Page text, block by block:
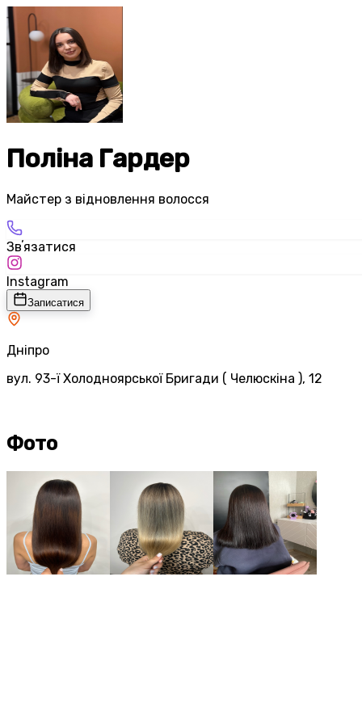
Поліна Гардер
Майстер з відновлення волосся
Звʼязатися
Instagram
Записатися
Дніпро
вул. 93-ї Холодноярської Бригади ( Челюскіна ), 12
Фото